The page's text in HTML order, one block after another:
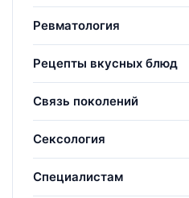
Ревматология
Рецепты вкусных блюд
Связь поколений
Сексология
Специалистам